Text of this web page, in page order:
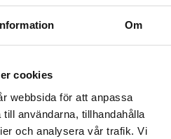
Om
cookies
webbsida för att anpassa
användarna, tillhandahålla
och analysera vår trafik. Vi
sidor
ceremonier